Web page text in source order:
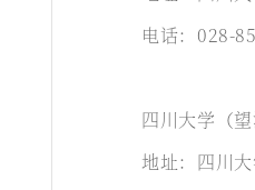
电话：028-
四川大学（
地址：四川